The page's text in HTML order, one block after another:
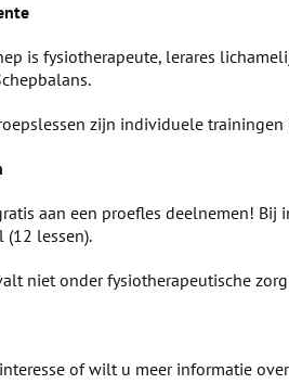
is fysiotherapeute, lerares
zijn individuele
aan een proefles deelnemen!
(12 lessen).
niet onder fysiotherapeutische
of wilt u meer informatie